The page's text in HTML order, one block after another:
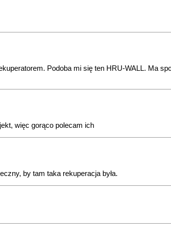
Podoba mi się ten HRU-WALL. Ma
więc gorąco polecam ich
by tam taka rekuperacja była.